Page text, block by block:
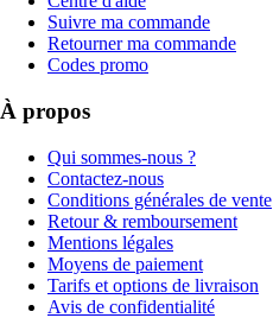
Suivre ma commande
Retourner ma commande
Codes promo
À propos
Qui sommes-nous ?
Contactez-nous
Conditions générales de vente
Retour & remboursement
Mentions légales
Moyens de paiement
Tarifs et options de livraison
Avis de confidentialité